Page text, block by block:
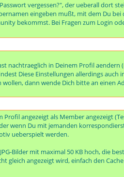
vergessen?", der ueberall dort
eingeben mußt, mit dem Du
bekommst. Bei Fragen zum Login
nachtraeglich in Deinem Profil aendern
Diese Einstellungen allerdings auch
dann wende Dich bitte an einen
angezeigt als Member angezeigt
wenn Du mit jemanden
ueberspielt werden.
Bilder mit maximal 50 KB hoch, die
gleich angezeigt wird, einfach den